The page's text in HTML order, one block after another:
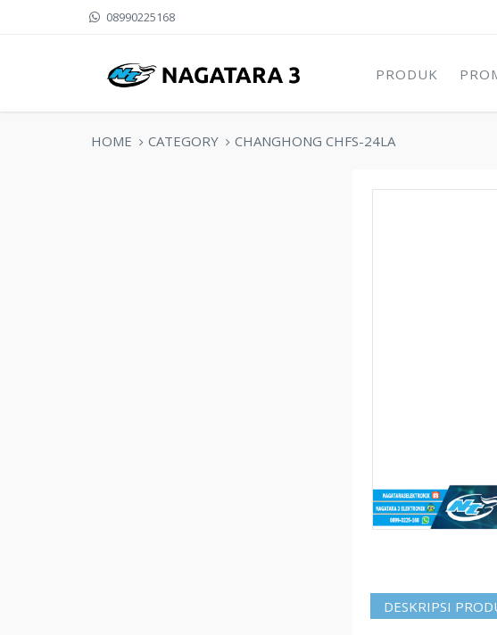
08990225168
PRODUK
HOME CATEGORY CHANGHONG CHFS-24LA
DESKRIPSI